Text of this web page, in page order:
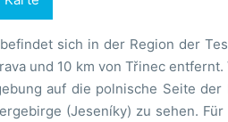
sich in der Region der
und 10 km von Třinec
auf die polnische Seite
(Jeseníky) zu sehen.